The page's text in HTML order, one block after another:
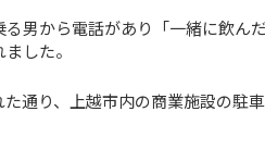
男から電話があり「一緒に飲ん
した。
通り、上越市内の商業施設の駐